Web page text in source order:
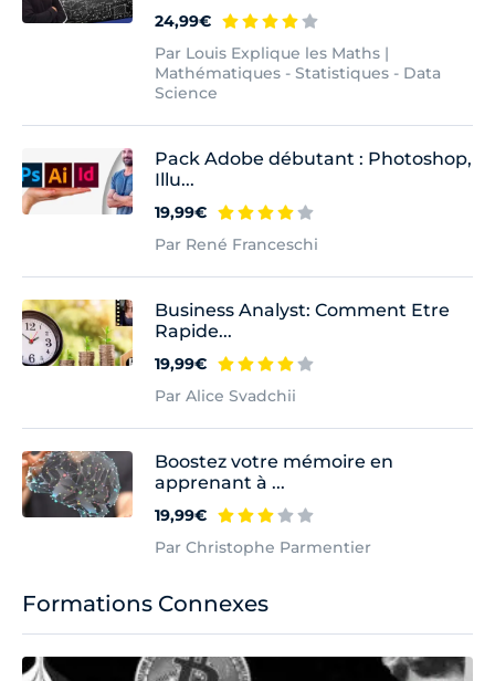
Formations Connexes
24,99€
Par Louis Explique les Maths |
Mathématiques - Statistiques - Data
Science
Pack Adobe débutant : Photoshop,
Illu...
19,99€
Par René Franceschi
Business Analyst: Comment Etre
Rapide...
19,99€
Par Alice Svadchii
Boostez votre mémoire en
apprenant à ...
19,99€
Par Christophe Parmentier